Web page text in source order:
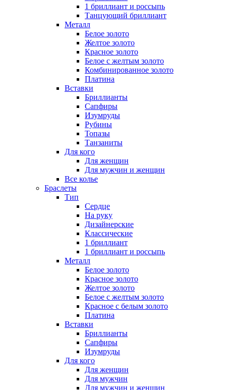
1 бриллиант и россыпь
Танцующий бриллиант
Металл
Белое золото
Желтое золото
Красное золото
Белое с желтым золото
Комбинированное золото
Платина
Вставки
Бриллианты
Сапфиры
Изумруды
Рубины
Топазы
Танзаниты
Для кого
Для женщин
Для мужчин и женщин
Все колье
Браслеты
Тип
Сердце
На руку
Дизайнерские
Классические
1 бриллиант
1 бриллиант и россыпь
Металл
Белое золото
Красное золото
Желтое золото
Белое с желтым золото
Красное с белым золото
Платина
Вставки
Бриллианты
Сапфиры
Изумруды
Для кого
Для женщин
Для мужчин
Для мужчин и женщин